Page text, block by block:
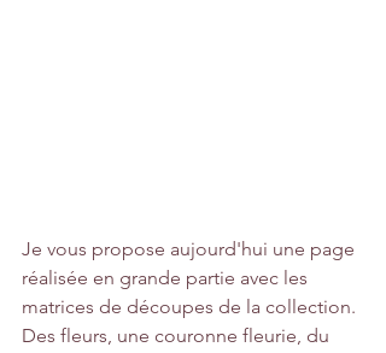
Je vous propose aujourd'hui une page
réalisée en grande partie avec les
matrices de découpes de la collection.
Des fleurs, une couronne fleurie, du